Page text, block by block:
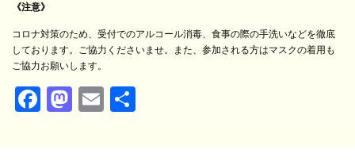
《注意》
コロナ対策のため、受付でのアルコール消毒、食事の際の手洗いなどを徹底
しております。ご協力くださいませ。また、参加される方はマスクの着用も
ご協力お願いします。
Fa M
E